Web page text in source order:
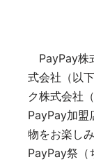
PayPay株
式会社（以
ク株式会社
PayPay加盟
物をお楽し
PayPay祭（